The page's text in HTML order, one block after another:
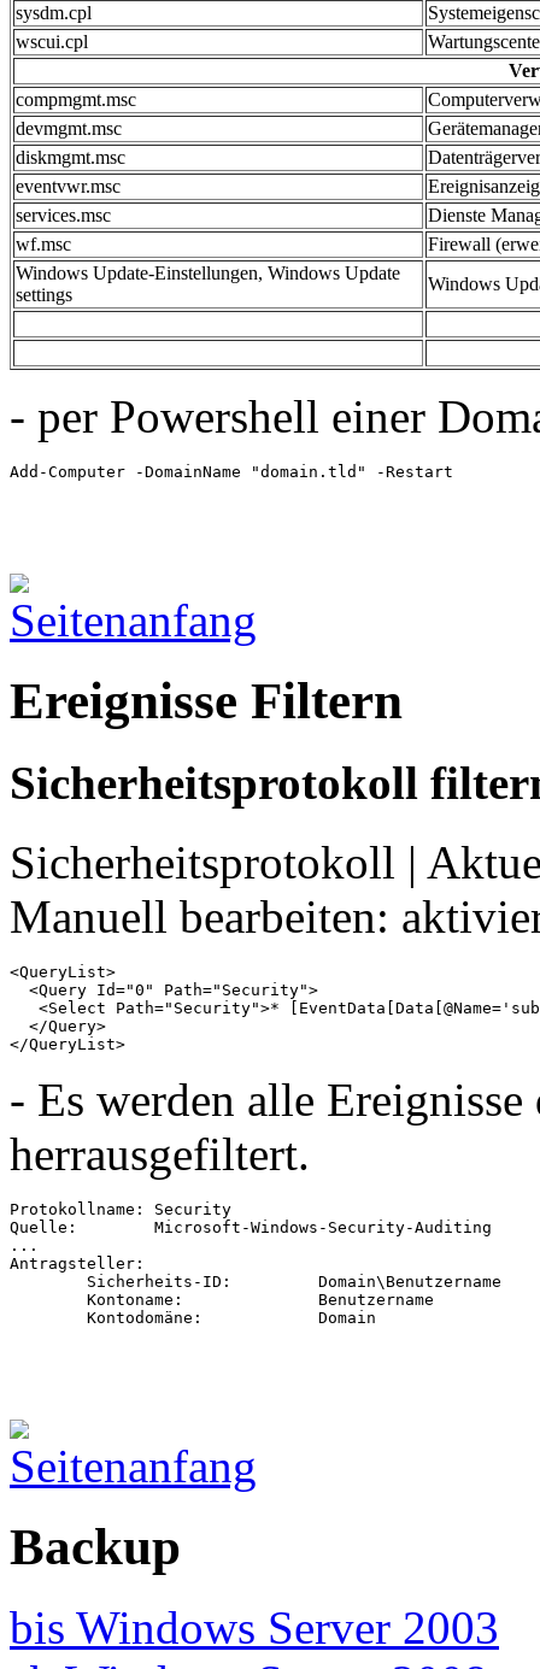
sysdm.cpl
wscui.cpl
compmgmt.msc
devmgmt.msc
diskmgmt.msc
eventvwr.msc
services.msc
Dienste
wf.msc
Firewall
Windows Update-Einstellungen, Windows Update
settings
Windows
- per Powershell einer
Add-Computer -DomainName "domain.tld" -Restart
Ereignisse Filtern
Sicherheitsprotokoll
Sicherheitsprotokoll |
Manuell bearbeiten:
<QueryList>
  <Query Id="0" Path="Security">
<Select Path="Security">*
  </Query>
</QueryList>
- Es werden alle
herrausgefiltert.
Protokollname: Security
Quelle:        Microsoft-Windows-Security-Auditing
...
Antragsteller:
	Kontodomäne:		Domain
Backup
bis Windows Server 2003